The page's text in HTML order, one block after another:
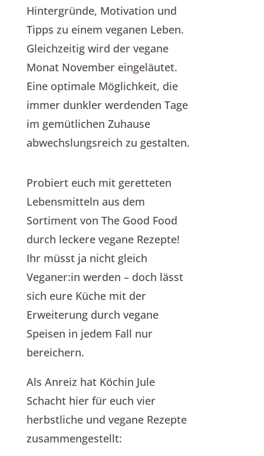
Hintergründe, Motivation und
Tipps zu einem veganen Leben.
Gleichzeitig wird der vegane
Monat November eingeläutet.
Eine optimale Möglichkeit, die
immer dunkler werdenden Tage
im gemütlichen Zuhause
abwechslungsreich zu gestalten.
Probiert euch mit geretteten
Lebensmitteln aus dem
Sortiment von The Good Food
durch leckere vegane Rezepte!
Ihr müsst ja nicht gleich
Veganer:in werden – doch lässt
sich eure Küche mit der
Erweiterung durch vegane
Speisen in jedem Fall nur
bereichern.
Als Anreiz hat Köchin Jule
Schacht hier für euch vier
herbstliche und vegane Rezepte
zusammengestellt: